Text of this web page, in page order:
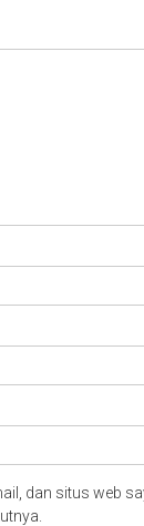
dan situs web